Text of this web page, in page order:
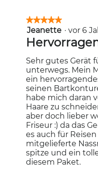
★★★★★
★★★★★
5
von
5
Sternen.
Jeanette · vor 6
Sehr gutes Gerät
unterwegs. Mein
ein
seinen
habe mich daran
Haare zu
aber doch lieber
Friseur :) da das
es auch für
mitgelieferte
spitze und ein
diesem Paket.